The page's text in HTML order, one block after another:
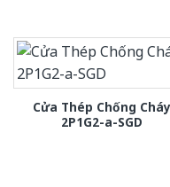
Cửa Thép Chống Cháy
2P1G2-a-SGD